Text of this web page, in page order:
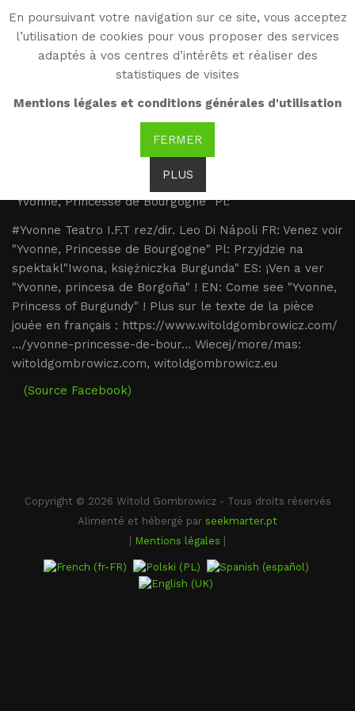
En poursuivant votre navigation sur ce site, vous acceptez
l’utilisation de cookies pour vous proposer des services
adaptés à vos centres d’intérêts et réaliser des
statistiques de visites
Mentions légales et conditions générales d'utilisation
FERMER
PLUS
WG
Witold Gombrowicz
#Yvonne Teatro I.F.T
rez/dir. Leo Di Nápoli FR:
#Yvonne Teatro I.F.T rez/dir. Leo Di Nápoli FR: Venez voir
"Yvonne, Princesse de Bourgogne" Pl:
#Yvonne Teatro I.F.T rez/dir. Leo Di Nápoli FR: Venez voir
"Yvonne, Princesse de Bourgogne" Pl: Przyjdzie na
spektakl"Iwona, księżniczka Burgunda" ES: ¡Ven a ver
"Yvonne, princesa de Borgoña" ! EN: Come see "Yvonne,
Princess of Burgundy" ! Plus sur le texte de la pièce
jouée en français : https://www.witoldgombrowicz.com/
…/yvonne-princesse-de-bour… Wiecej/more/mas:
witoldgombrowicz.com, witoldgombrowicz.eu
(Source Facebook)
Copyright © 2026 Witold Gombrowicz - Tous droits réservés
Alimenté et hébergé par seekmarter.pt
Mentions légales